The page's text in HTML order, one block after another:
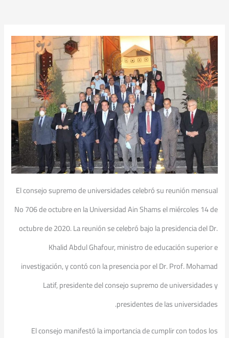
El consejo supremo de universidades celebró su reunión mensual
No 706 de octubre en la Universidad Ain Shams el miércoles 14 de
octubre de 2020. La reunión se celebró bajo la presidencia del Dr.
Khalid Abdul Ghafour, ministro de educación superior e
investigación, y contó con la presencia por el Dr. Prof. Mohamad
Latif, presidente del consejo supremo de universidades y
presidentes de las universidades.
El consejo manifestó la importancia de cumplir con todos los